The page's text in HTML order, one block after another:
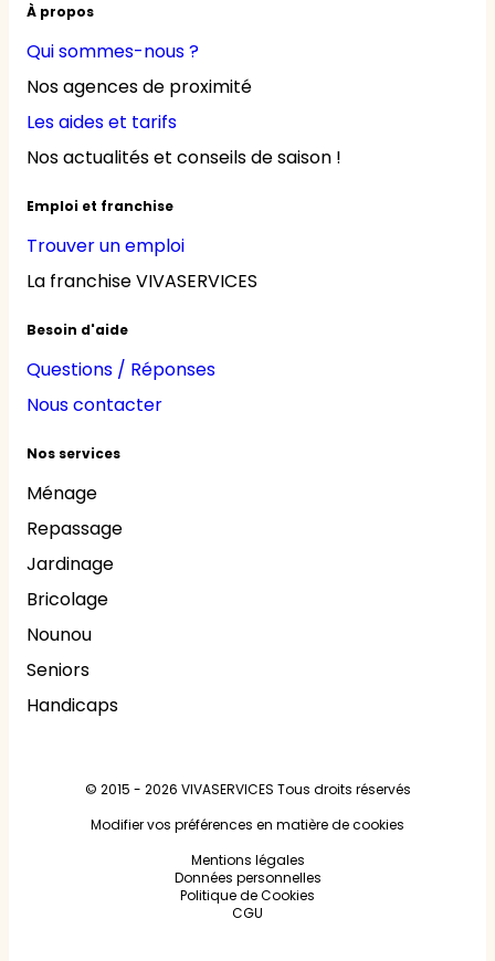
À propos
Qui sommes-nous ?
Nos agences de proximité
Les aides et tarifs
Nos actualités et conseils de saison !
Emploi et franchise
Trouver un emploi
La franchise VIVASERVICES
Besoin d'aide
Questions / Réponses
Nous contacter
Nos services
Ménage
Repassage
Jardinage
Bricolage
Nounou
Seniors
Handicaps
© 2015 - 2026 VIVASERVICES Tous droits réservés
Modifier vos préférences en matière de cookies
Mentions légales
Données personnelles
Politique de Cookies
CGU